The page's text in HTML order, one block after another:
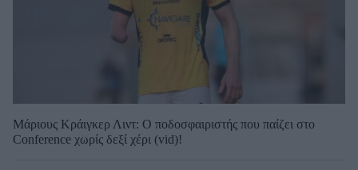
Μάριους Κράιγκερ Λιντ: Ο ποδοσφαιριστής που παίζει στο
Conference χωρίς δεξί χέρι (vid)!